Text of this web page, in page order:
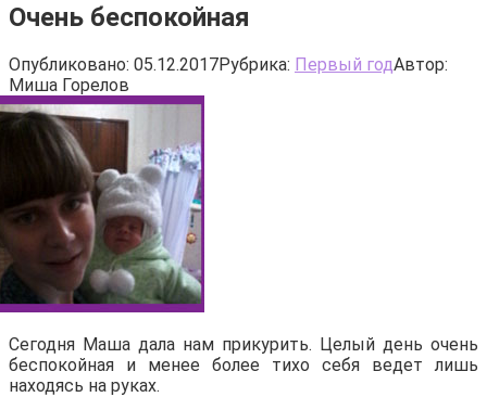
Очень беспокойная
Опубликовано: 05.12.2017Рубрика: Первый годАвтор:
Миша Горелов
Сегодня Маша дала нам прикурить. Целый день очень
беспокойная и менее более тихо себя ведет лишь
находясь на руках.